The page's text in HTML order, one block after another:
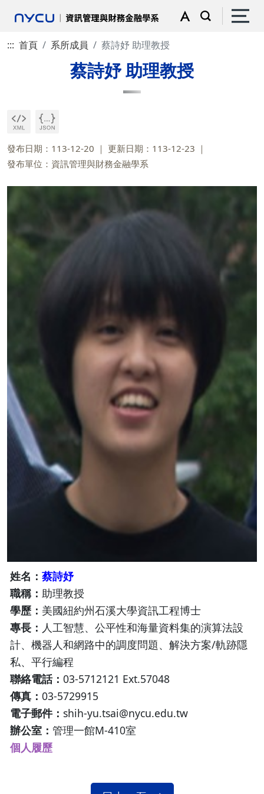
::: 首頁 系所成員 蔡詩妤 助理教授
蔡詩妤 助理教授
發布日期：113-12-20
更新日期：113-12-23
發布單位：資訊管理與財務金融學系
姓名： 蔡詩妤
職稱： 助理教授
學歷： 美國紐約州石溪大學資訊工程博士
專長： 人工智慧、公平性和海量資料集的演算法設
計、機器人和網路中的調度問題、解決方案/軌跡隱
私、平行編程
聯絡電話： 03-5712121 Ext.57048​​​​​​​
傳真： 03-5729915
電子郵件： shih-yu.tsai@nycu.edu.tw​​​​​​​
辦公室： 管理一館M-410室
個人履歷